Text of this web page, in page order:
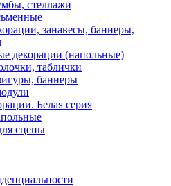
стеллажи
занавесы, баннеры,
декорации (напольные)
таблички
баннеры
Белая серия
сцены